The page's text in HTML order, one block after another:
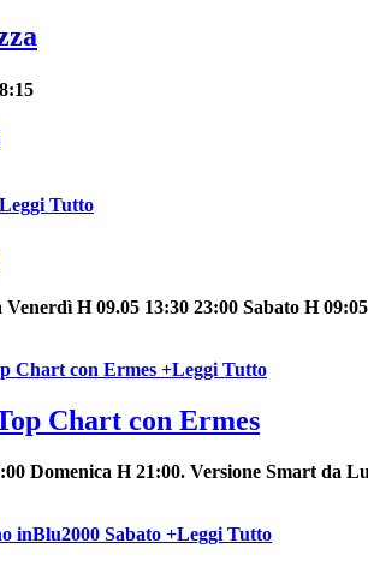
Leggi Tutto
H 09.05 13:30 23:00 Sabato H
+Leggi Tutto
Chart con Ermes
Domenica H 21:00. Versione Smart da
+Leggi Tutto